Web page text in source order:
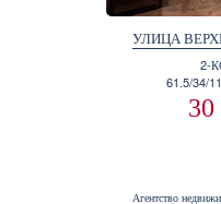
УЛИЦА
2-
61.5/34/
30
Агентство